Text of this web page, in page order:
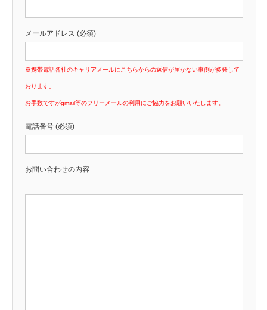
メールアドレス (必須)
※携帯電話各社のキャリアメールにこちらからの返信が届かない事例が多発して
おります。
お手数ですがgmail等のフリーメールの利用にご協力をお願いいたします。
電話番号 (必須)
お問い合わせの内容